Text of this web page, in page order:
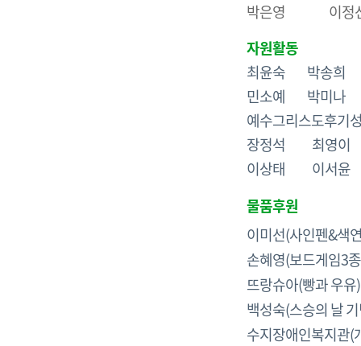
박은영
자원활동
최윤숙 박송
민소예 박미
예수그리스도후
장정석 최영
이상태 이서
물품후원
이미선(사인펜&색
손혜영(보드게임3
뜨랑슈아(빵과 우유)
백성숙(스승의 날
수지장애인복지관(